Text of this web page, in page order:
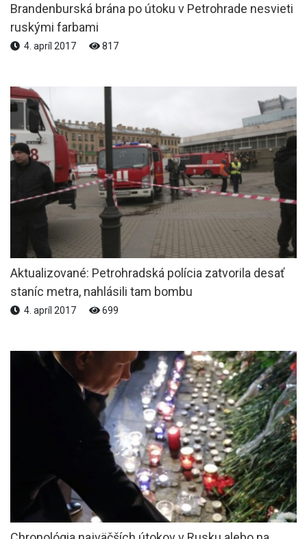
Brandenburská brána po útoku v Petrohrade nesvieti
ruskými farbami
4. apríl 2017 817
Aktualizované: Petrohradská polícia zatvorila desať
staníc metra, nahlásili tam bombu
4. apríl 2017 699